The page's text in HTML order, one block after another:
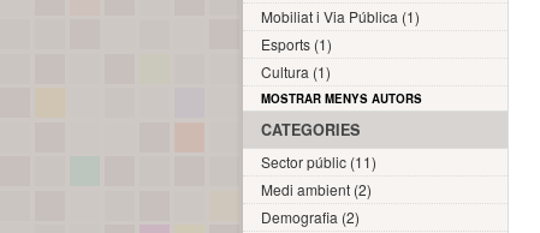
Mobiliat i Via Pública (1)
Esports (1)
Cultura (1)
MOSTRAR MENYS AUTORS
CATEGORIES
Sector públic (11)
Medi ambient (2)
Demografia (2)